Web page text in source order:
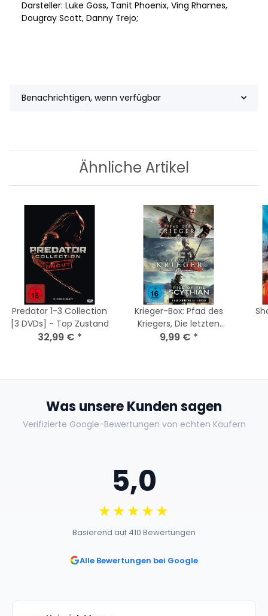
Darsteller: Luke Goss, Tanit Phoenix, Ving Rhames,
Dougray Scott, Danny Trejo;
Benachrichtigen, wenn verfügbar
Ähnliche Artikel
Predator 1-3 Collection
[3 DVDs] - Top Zustand
32,99 € *
Krieger-Box: Pfad des
Kriegers, Die letzten
Krieger & Rise of the
9,99 € *
Was unsere Kunden sagen
Verifizierte Google-Bewertungen von echten Käufern
5,0
★★★★★
Basierend auf 410 Bewertungen
Alle Bewertungen bei Google